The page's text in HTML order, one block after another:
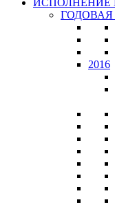
ГОДОВАЯ
2016